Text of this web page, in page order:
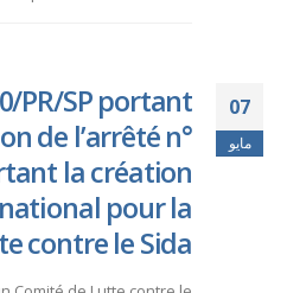
07
مايو
PR/SP portant
de l’arrêté n°
la création
pour la
contre le Sida.